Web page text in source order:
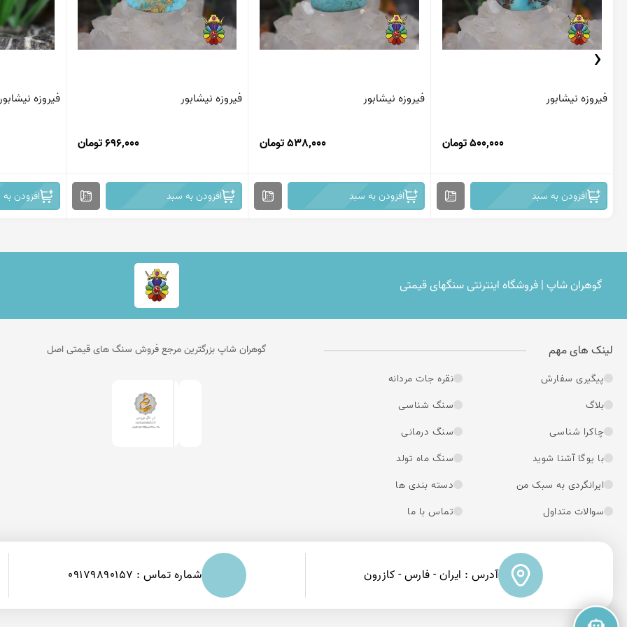
فیروزه نیشابور
500,000 تومان
افزودن به سبد
فیروزه نیشابور
538,000 تومان
افزودن به سبد
فیروزه نیشابور
696,000 تومان
افزودن به سبد
فیروزه نیشابور
افزودن
‹
گوهران شاپ | فروشگاه اینترنتی سنگهای قیمتی
لینک های مهم
پیگیری سفارش
نقره جات مردانه
بلاگ
سنگ شناسی
چاکرا شناسی
سنگ درمانی
با یوگا آشنا شوید
سنگ ماه تولد
ایرانگردی به سبک من
دسته بندی ها
سوالات متداول
تماس با ما
گوهران شاپ بزرگترین مرجع فروش سنگ های قیمتی اصل
آدرس : ایران - فارس - کازرون شماره تماس : 09179890157